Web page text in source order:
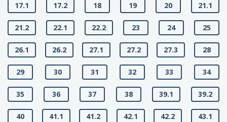
17.1 17.2 18 19 20 21.1
21.2 22.1 22.2 23 24 25
26.1 26.2 27.1 27.2 27.3 28
29 30 31 32 33 34
35 36 37 38 39.1 39.2
40 41.1 41.2 42.1 42.2 43.1